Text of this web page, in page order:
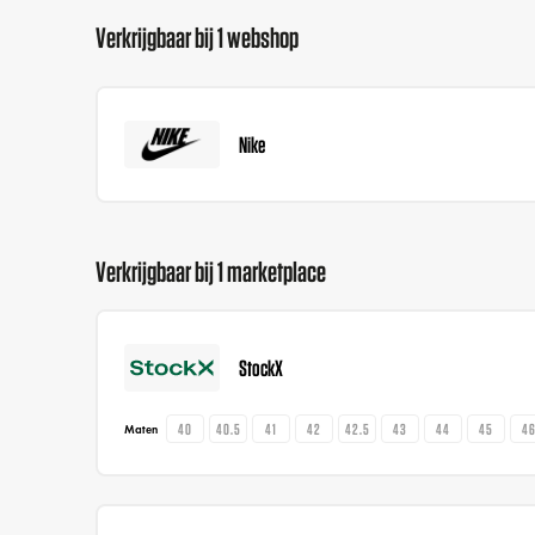
Verkrijgbaar bij 1 webshop
Nike
Verkrijgbaar bij 1 marketplace
StockX
Maten 40 40.5 41 42 42.5 43 44 45 46